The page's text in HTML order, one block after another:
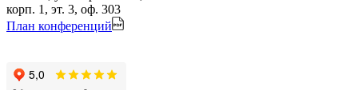
корп. 1, эт. 3, оф. 303
План конференций